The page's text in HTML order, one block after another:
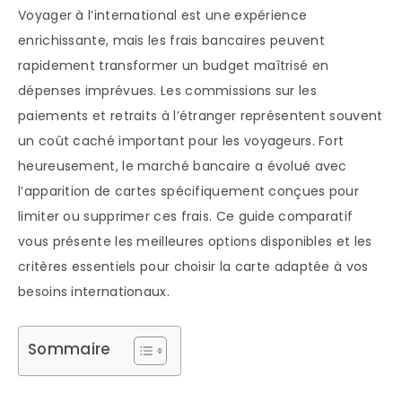
Voyager à l’international est une expérience
enrichissante, mais les frais bancaires peuvent
rapidement transformer un budget maîtrisé en
dépenses imprévues. Les commissions sur les
paiements et retraits à l’étranger représentent souvent
un coût caché important pour les voyageurs. Fort
heureusement, le marché bancaire a évolué avec
l’apparition de cartes spécifiquement conçues pour
limiter ou supprimer ces frais. Ce guide comparatif
vous présente les meilleures options disponibles et les
critères essentiels pour choisir la carte adaptée à vos
besoins internationaux.
Sommaire